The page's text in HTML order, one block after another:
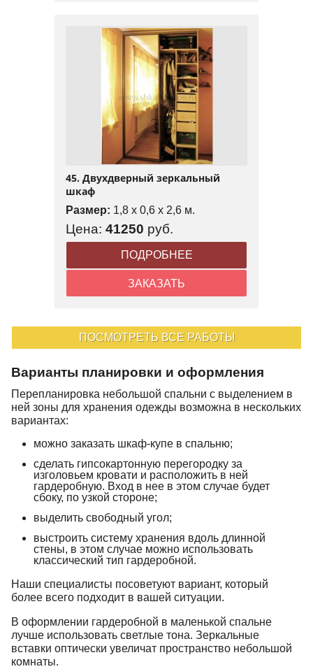
45. Двухдверный зеркальный
шкаф
Размер: 1,8 x 0,6 x 2,6 м.
Цена: 41250 руб.
ПОДРОБНЕЕ
ЗАКАЗАТЬ
ПОСМОТРЕТЬ ВСЕ РАБОТЫ
Варианты планировки и оформления
Перепланировка небольшой спальни с выделением в
ней зоны для хранения одежды возможна в нескольких
вариантах:
можно заказать шкаф-купе в спальню;
сделать гипсокартонную перегородку за
изголовьем кровати и расположить в ней
гардеробную. Вход в нее в этом случае будет
сбоку, по узкой стороне;
выделить свободный угол;
выстроить систему хранения вдоль длинной
стены, в этом случае можно использовать
классический тип гардеробной.
Наши специалисты посоветуют вариант, который
более всего подходит в вашей ситуации.
В оформлении гардеробной в маленькой спальне
лучше использовать светлые тона. Зеркальные
вставки оптически увеличат пространство небольшой
комнаты.